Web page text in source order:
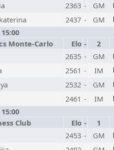
2363 -
GM
2437 -
GM
Monte-Carlo Elo -
2
2635 -
GM
2561 -
IM
2532 -
GM
2461 -
IM
Club Elo - 1
2453 -
GM